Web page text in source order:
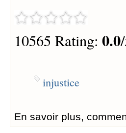
10565 Rating: 0.0
injustice
En savoir plus,